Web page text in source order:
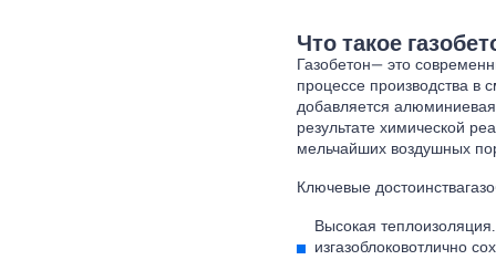
Что такое
Газобетон— это
процессе производства в
добавляется алюминиевая
результате химической
мельчайших воздушных
Ключевые достоинства
Высокая теплоизоляция.
изгазоблоковотлично